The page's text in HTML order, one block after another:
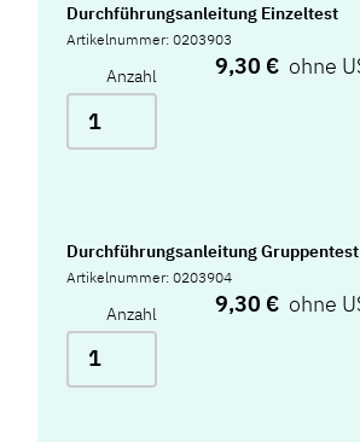
Durchführungsanleitung Einzeltest
Artikelnummer: 0203903
Anzahl 9,30 €
Durchführungsanleitung Gruppentest
Artikelnummer: 0203904
Anzahl 9,30 €